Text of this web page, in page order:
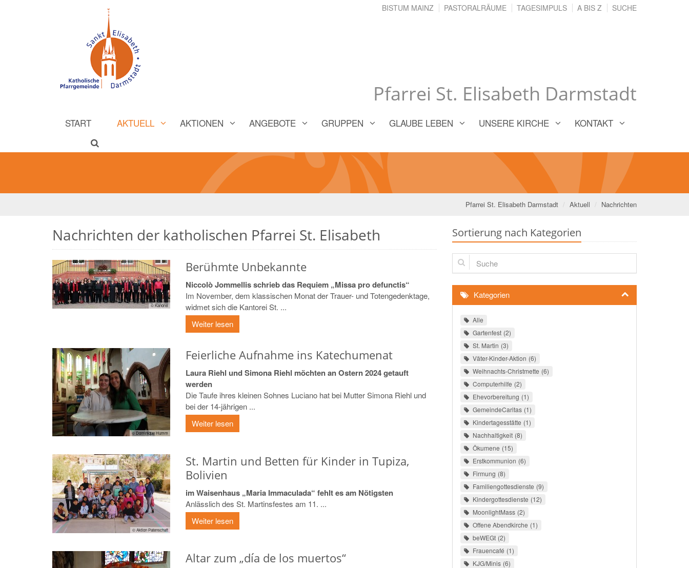
Pfarrei St. Elisabeth Darmstadt
BISTUM MAINZ PASTORALRÄUME TAGESIMPULS A BIS Z SUCHE
START AKTUELL AKTIONEN ANGEBOTE GRUPPEN GLAUBE LEBEN UNSERE KIRCHE KONTAKT
Pfarrei St. Elisabeth Darmstadt Aktuell Nachrichten
Nachrichten der katholischen Pfarrei St. Elisabeth
© Kanorei
Berühmte Unbekannte
Niccolò Jommellis schrieb das Requiem „Missa pro defunctis“
Im November, dem klassischen Monat der Trauer- und Totengedenktage,
widmet sich die Kantorei St. ...
Weiter lesen
© Dominique Humm
Feierliche Aufnahme ins Katechumenat
Laura Riehl und Simona Riehl möchten an Ostern 2024 getauft
werden
Die Taufe ihres kleinen Sohnes Luciano hat bei Mutter Simona Riehl und
bei der 14-jährigen ...
Weiter lesen
© Aktion Patenschaft
St. Martin und Betten für Kinder in Tupiza,
Bolivien
im Waisenhaus „Maria Immaculada“ fehlt es am Nötigsten
Anlässlich des St. Martinsfestes am 11. ...
Weiter lesen
Altar zum „día de los muertos“
Sortierung nach Kategorien
Suche
Kategorien
Alle
Gartenfest 2
St. Martin 3
Väter-Kinder-Aktion 6
Weihnachts-Christmette 6
Computerhilfe 2
Ehevorbereitung 1
GemeindeCaritas 1
Kindertagesstätte 1
Nachhaltigkeit 8
Ökumene 15
Erstkommunion 6
Firmung 8
Familiengottesdienste 9
Kindergottesdienste 12
MoonlightMass 2
Offene Abendkirche 1
beWEGt 2
Frauencafé 1
KJG/Minis 6